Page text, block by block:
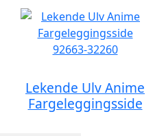
Lekende Ulv Anime
Fargeleggingsside